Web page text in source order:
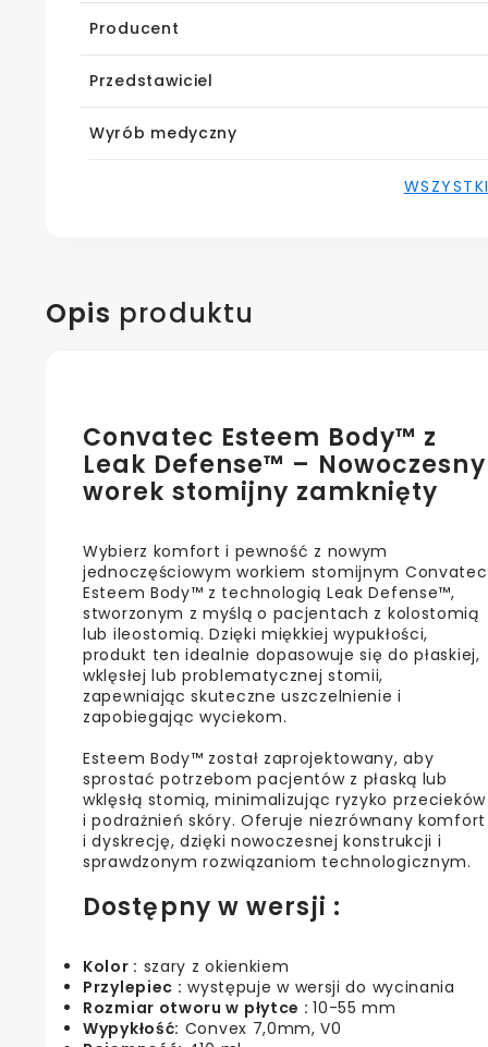
Producent
Przedstawiciel
Wyrób medyczny
Opis produktu
Convatec Esteem Body™ z
Leak Defense™ – Nowoczesny
worek stomijny zamknięty
Wybierz komfort i pewność z nowym
jednoczęściowym workiem stomijnym Convatec
Esteem Body™ z technologią Leak Defense™,
stworzonym z myślą o pacjentach z kolostomią
lub ileostomią. Dzięki miękkiej wypukłości,
produkt ten idealnie dopasowuje się do płaskiej,
wklęsłej lub problematycznej stomii,
zapewniając skuteczne uszczelnienie i
zapobiegając wyciekom.
Esteem Body™ został zaprojektowany, aby
sprostać potrzebom pacjentów z płaską lub
wklęsłą stomią, minimalizując ryzyko przecieków
i podrażnień skóry. Oferuje niezrównany komfort
i dyskrecję, dzięki nowoczesnej konstrukcji i
sprawdzonym rozwiązaniom technologicznym.
Dostępny w wersji :
Kolor : szary z okienkiem
Przylepiec : występuje w wersji do wycinania
Rozmiar otworu w płytce :10-55 mm
Wypykłość: Convex 7,0mm, V0